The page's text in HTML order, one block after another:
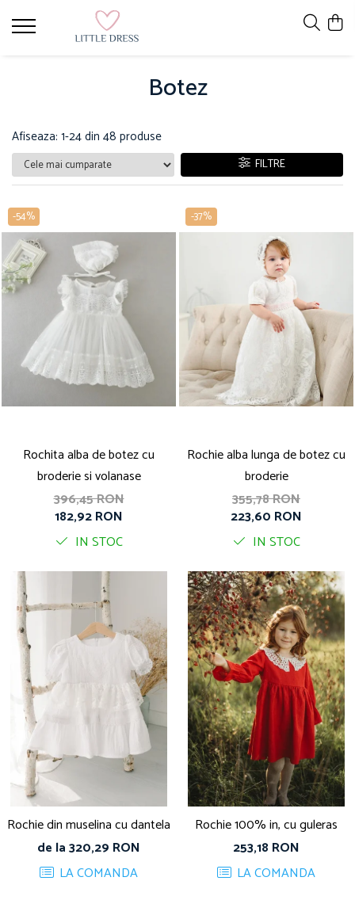
Botez
Afiseaza: 1-24din 48 produse
FILTRE
-54%
Rochita alba de botez cu
broderie si volanase
396,45 RON
182,92 RON
IN STOC
-37%
Rochie alba lunga de botez cu
broderie
355,78 RON
223,60 RON
IN STOC
Rochie din muselina cu dantela
de la 320,29 RON
LA COMANDA
Rochie 100% in, cu guleras
253,18 RON
LA COMANDA